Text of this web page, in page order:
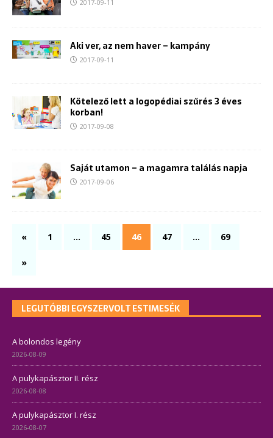
2017-09-11
Aki ver, az nem haver – kampány
2017-09-11
Kötelező lett a logopédiai szűrés 3 éves
korban!
2017-09-08
Saját utamon – a magamra találás napja
2017-09-06
« 1 … 45 46 47 … 69
»
LEGUTÓBBI EGYSZERVOLT ESTIMESÉK
A bolondos legény
2026-08-09
A pulykapásztor II. rész
2026-08-08
A pulykapásztor I. rész
2026-08-07